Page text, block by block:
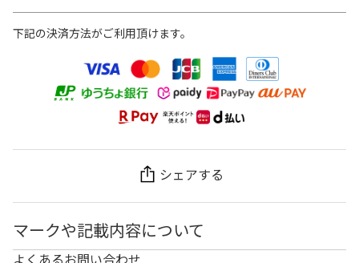
下記の決済方法がご利用頂けます。
シェアする
マークや記載内容について
よくあるお問い合わせ